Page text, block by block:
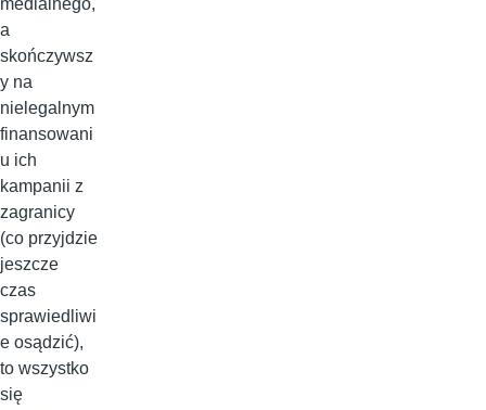
medialnego,
a
skończywsz
y na
nielegalnym
finansowani
u ich
kampanii z
zagranicy
(co przyjdzie
jeszcze
czas
sprawiedliwi
e osądzić),
to wszystko
się